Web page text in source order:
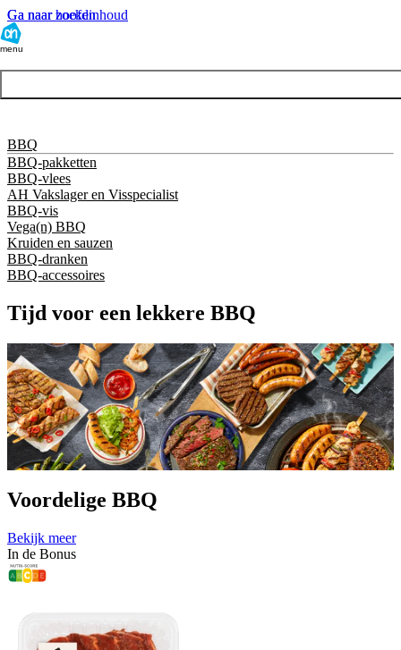
Ga naar hoofdinhoud
Ga naar zoeken
menu
BBQ
BBQ-pakketten
BBQ-vlees
AH Vakslager en Visspecialist
BBQ-vis
Vega(n) BBQ
Kruiden en sauzen
BBQ-dranken
BBQ-accessoires
Tijd voor een lekkere BBQ
Voordelige BBQ
Bekijk meer
In de Bonus